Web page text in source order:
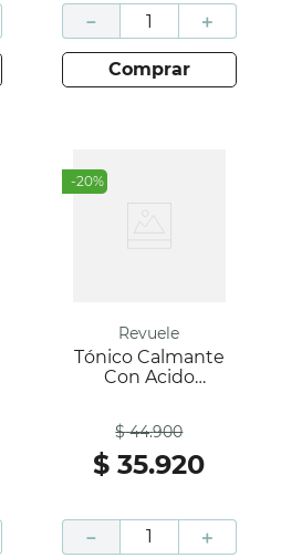
＋
－
comprar
-20%
Revuele
Tónico Calmante
Con Acido
$ 44.900
$ 35.920
＋
－